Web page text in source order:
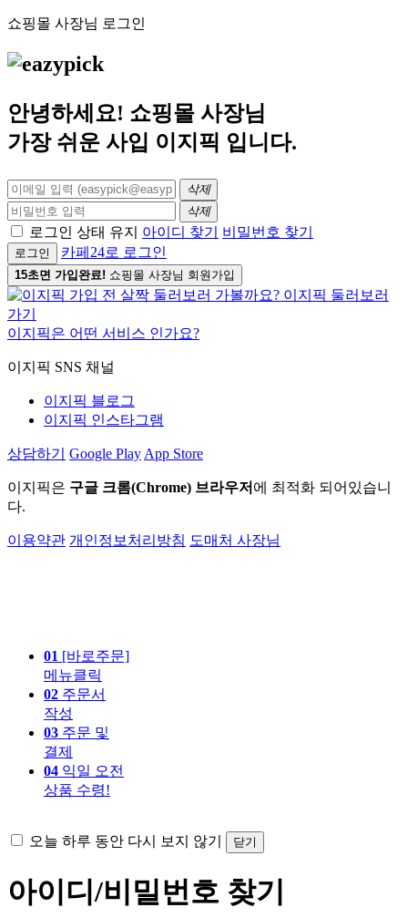
쇼핑몰 사장님 로그인
안녕하세요! 쇼핑몰 사장님
가장 쉬운 사입 이지픽 입니다.
삭제
삭제
로그인 상태 유지 아이디 찾기 비밀번호 찾기
로그인 카페24로 로그인
15초면 가입완료! 쇼핑몰 사장님 회원가입
이지픽은 어떤 서비스 인가요?
이지픽 SNS 채널
이지픽 블로그
이지픽 인스타그램
상담하기 Google Play App Store
이지픽은 구글 크롬(Chrome) 브라우저 에 최적화 되어있습니
다.
이용약관 개인정보처리방침 도매처 사장님
01 [바로주문]
메뉴클릭
02 주문서
작성
03 주문 및
결제
04 익일 오전
상품 수령!
오늘 하루 동안 다시 보지 않기 닫기
아이디/비밀번호 찾기